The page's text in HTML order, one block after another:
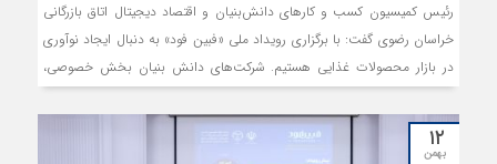
رئیس کمیسیون کسب و کارهای دانش‌بنیان و اقتصاد دیجیتال اتاق بازرگانی
خراسان رضوی گفت: با برگزاری رویداد ملی «فبین فود» به دنبال ایجاد نوآوری
در بازار محصولات غذایی هستیم. شرکت‌های دانش بنیان بخش خصوصی،
راستای ارائه برنامه‌ها و ایده‌های خود و احصاء نیازهای بازار جهانی و... در
سطح اقتصاد کلان کشاورزی بهره گیرند.
۱۲
بهمن